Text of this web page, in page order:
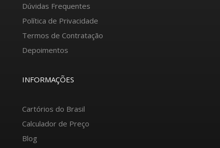
Dúvidas Frequentes
Política de Privacidade
Termos de Contratação
Depoimentos
INFORMAÇÕES
Cartórios do Brasil
Calculador de Preço
Blog